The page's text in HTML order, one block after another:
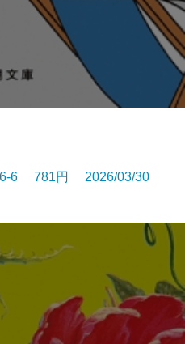
6 781円 2026/03/30